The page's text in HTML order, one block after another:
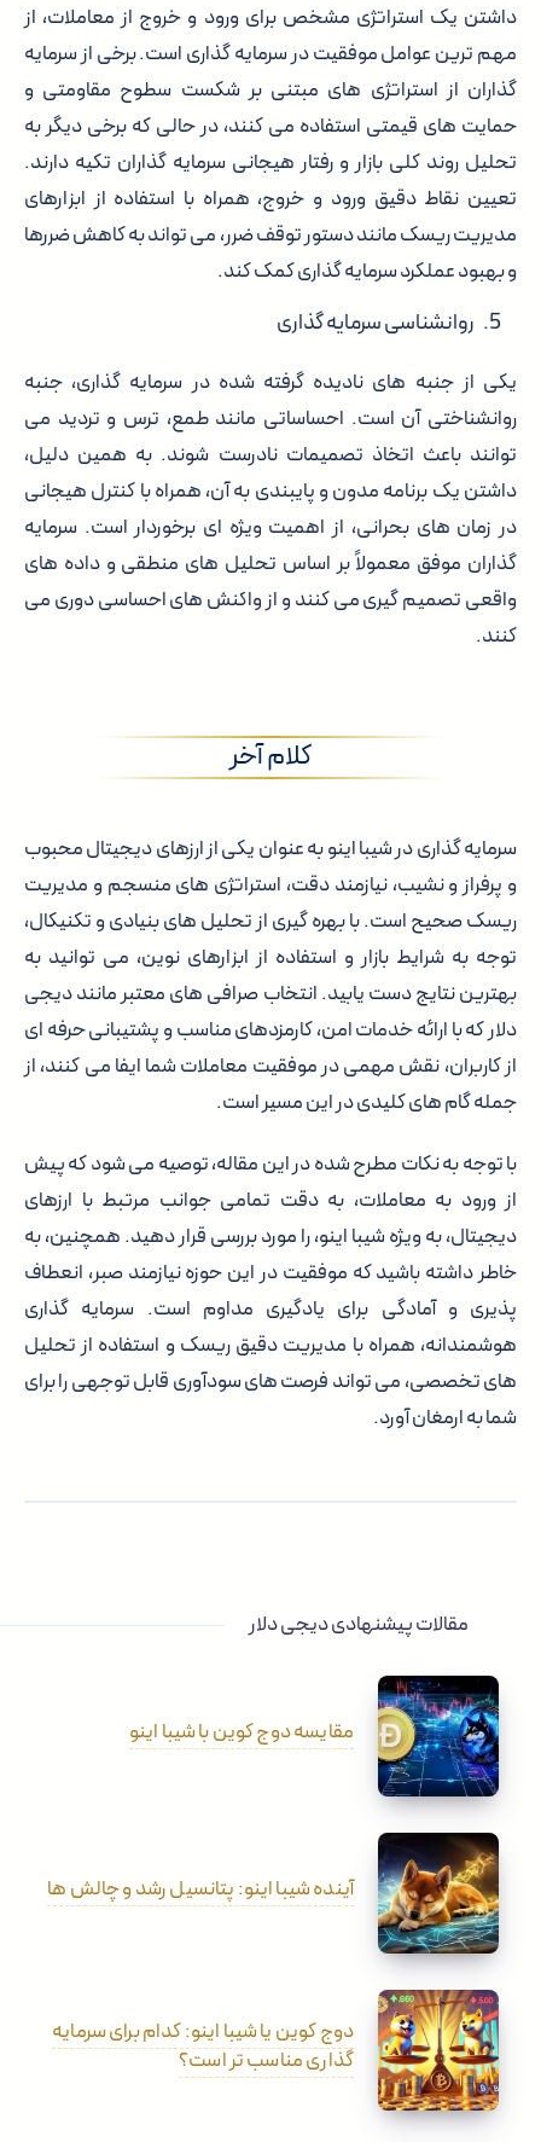
داشتن یک استراتژی مشخص برای ورود و خروج از معاملات، از
مهم ترین عوامل موفقیت در سرمایه گذاری است. برخی از سرمایه
گذاران از استراتژی های مبتنی بر شکست سطوح مقاومتی و
حمایت های قیمتی استفاده می کنند، در حالی که برخی دیگر به
تحلیل روند کلی بازار و رفتار هیجانی سرمایه گذاران تکیه دارند.
تعیین نقاط دقیق ورود و خروج، همراه با استفاده از ابزارهای
مدیریت ریسک مانند دستور توقف ضرر، می تواند به کاهش ضررها
و بهبود عملکرد سرمایه گذاری کمک کند.
روانشناسی سرمایه گذاری
یکی از جنبه های نادیده گرفته شده در سرمایه گذاری، جنبه
روانشناختی آن است. احساساتی مانند طمع، ترس و تردید می
توانند باعث اتخاذ تصمیمات نادرست شوند. به همین دلیل،
داشتن یک برنامه مدون و پایبندی به آن، همراه با کنترل هیجانی
در زمان های بحرانی، از اهمیت ویژه ای برخوردار است. سرمایه
گذاران موفق معمولاً بر اساس تحلیل های منطقی و داده های
واقعی تصمیم گیری می کنند و از واکنش های احساسی دوری می
کنند.
کلام آخر
سرمایه گذاری در شیبا اینو به عنوان یکی از ارزهای دیجیتال محبوب
و پرفراز و نشیب، نیازمند دقت، استراتژی های منسجم و مدیریت
ریسک صحیح است. با بهره گیری از تحلیل های بنیادی و تکنیکال،
توجه به شرایط بازار و استفاده از ابزارهای نوین، می توانید به
بهترین نتایج دست یابید. انتخاب صرافی های معتبر مانند دیجی
دلار که با ارائه خدمات امن، کارمزدهای مناسب و پشتیبانی حرفه ای
از کاربران، نقش مهمی در موفقیت معاملات شما ایفا می کنند، از
جمله گام های کلیدی در این مسیر است.
با توجه به نکات مطرح شده در این مقاله، توصیه می شود که پیش
از ورود به معاملات، به دقت تمامی جوانب مرتبط با ارزهای
دیجیتال، به ویژه شیبا اینو، را مورد بررسی قرار دهید. همچنین، به
خاطر داشته باشید که موفقیت در این حوزه نیازمند صبر، انعطاف
پذیری و آمادگی برای یادگیری مداوم است. سرمایه گذاری
هوشمندانه، همراه با مدیریت دقیق ریسک و استفاده از تحلیل
های تخصصی، می تواند فرصت های سودآوری قابل توجهی را برای
شما به ارمغان آورد.
مقالات پیشنهادی دیجی دلار
مقایسه دوج کوین با شیبا اینو
آینده شیبا اینو: پتانسیل رشد و چالش ها
دوج کوین یا شیبا اینو: کدام برای سرمایه
گذاری مناسب تر است؟